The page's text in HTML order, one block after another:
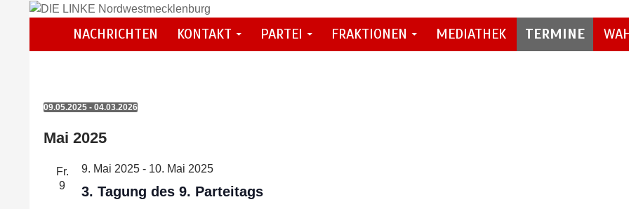
DIE LINKE Nordwestmecklenburg
NACHRICHTEN KONTAKT PARTEI FRAKTIONEN MEDIATHEK TERMINE
Veranstaltungen
09.05.2025 - 04.03.2026
wählen.
Mai 2025
Fr.
9
3. Tagung des 9. Parteitags
9. Mai 2025- 10. Mai 2025